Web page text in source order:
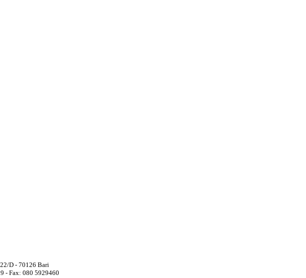
D - 70126 Bari
- Fax: 080 5929460